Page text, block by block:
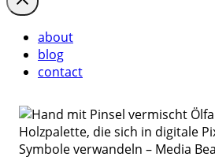
about
blog
contact